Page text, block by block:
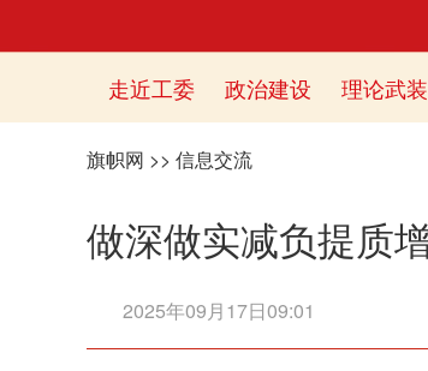
走近工委 政治建设 理论武装
旗帜网 >> 信息交流
做深做实减负提质
2025年09月17日09:01